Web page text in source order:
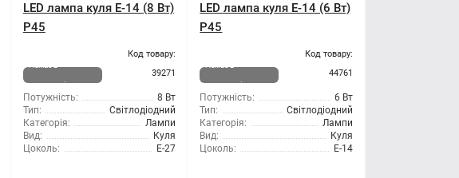
LED лампа куля E-14 (8 Вт)
Р45
Немає в
наявності
Код товару:
39271
Потужність:
8 Вт
Тип:
Світлодіодний
Категорія:
Лампи
Вид:
Куля
Цоколь:
Е-27
LED лампа куля E-14 (6 Вт)
Р45
Немає в
наявності
Код товару:
44761
Потужність:
6 Вт
Тип:
Світлодіодний
Категорія:
Лампи
Вид:
Куля
Цоколь:
E-14